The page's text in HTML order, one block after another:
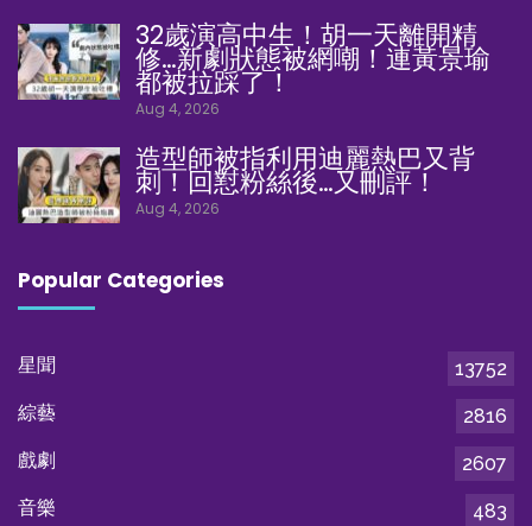
32歲演高中生！胡一天離開精
修…新劇狀態被網嘲！連黃景瑜
都被拉踩了！
Aug 4, 2026
造型師被指利用迪麗熱巴又背
刺！回懟粉絲後…又刪評！
Aug 4, 2026
Popular Categories
星聞
13752
綜藝
2816
戲劇
2607
音樂
483